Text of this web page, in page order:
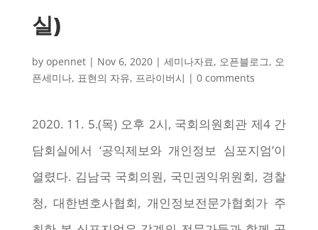
실)
by opennet| Nov 6, 2020| 세미나자료, 오픈블로그, 오
픈세미나, 표현의 자유, 프라이버시 | 0 comments
2020. 11. 5.(목) 오후 2시, 국회의원회관 제4 간
담회실에서 ‘공익제보와 개인정보 심포지엄’이
열렸다. 김남국 국회의원, 국민권익위원회, 경찰
청, 대한변호사협회, 개인정보전문가협회가 주